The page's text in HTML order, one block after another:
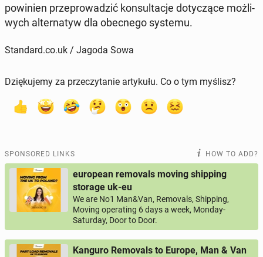
powinien przeprowadz­ić kon­sul­tac­je doty­czące możli­
wych al­ter­natyw dla obec­nego systemu.
Standard.co.uk / Jagoda Sowa
Dziękujemy za przeczytanie artykułu. Co o tym myślisz?
SPONSORED LINKS HOW TO ADD?
european removals moving shipping
storage uk-eu
We are No1 Man&Van, Removals, Shipping,
Moving operating 6 days a week, Monday-
Saturday, Door to Door.
Kanguro Removals to Europe, Man & Van